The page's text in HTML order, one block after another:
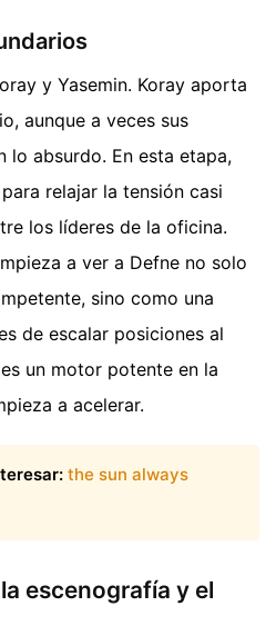
y Yasemin. Koray aporta
aunque a veces sus
lo absurdo. En esta etapa,
relajar la tensión casi
los líderes de la oficina.
a ver a Defne no solo
sino como una
de escalar posiciones al
un motor potente en la
a acelerar.
the sun always
escenografía y el